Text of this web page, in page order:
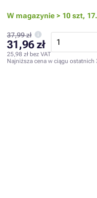
W magazynie > 10 szt,
37,99 zł
31,96 zł
25,98 zł bez VAT
Najniższa cena w ciągu ostatnich